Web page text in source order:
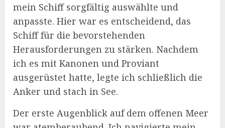
mein Schiff sorgfältig auswählte und
anpasste. Hier war es entscheidend, das
Schiff für die bevorstehenden
Herausforderungen zu stärken. Nachdem
ich es mit Kanonen und Proviant
ausgerüstet hatte, legte ich schließlich die
Anker und stach in See.
Der erste Augenblick auf dem offenen Meer